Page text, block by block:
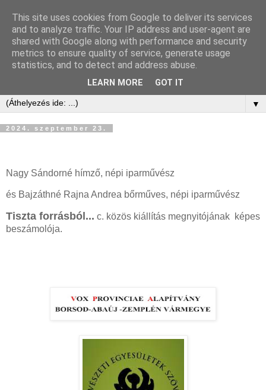
▼
2024. szeptember 23.
Nagy Sándorné hímző, népi iparművész
és Bajzáthné Rajna Andrea bőrműves, népi iparművész
Tiszta forrásból... c. közös kiállítás megnyitójának képes
beszámolója.
This site uses cookies from Google to deliver its services
and to analyze traffic. Your IP address and user-agent are
shared with Google along with performance and security
metrics to ensure quality of service, generate usage
statistics, and to detect and address abuse.
LEARN MORE GOT IT